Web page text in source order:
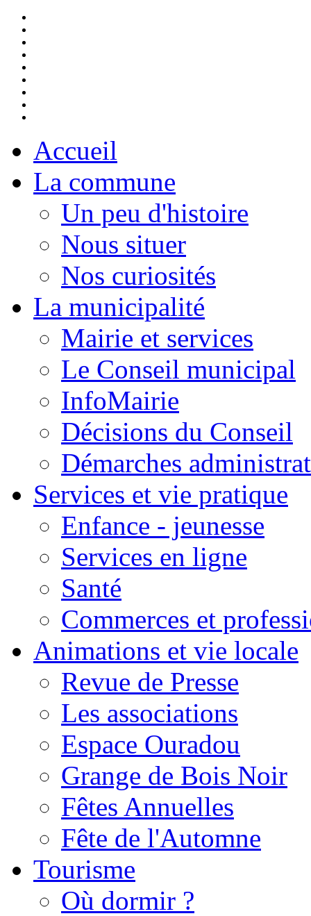
Accueil
La commune
Un peu d'histoire
Nous situer
Nos curiosités
La municipalité
Mairie et services
Le Conseil municipal
InfoMairie
Décisions du Conseil
Démarches
Services et vie pratique
Enfance - jeunesse
Services en ligne
Santé
Commerces et
Animations et vie locale
Revue de Presse
Les associations
Espace Ouradou
Grange de Bois Noir
Fêtes Annuelles
Fête de l'Automne
Tourisme
Où dormir ?